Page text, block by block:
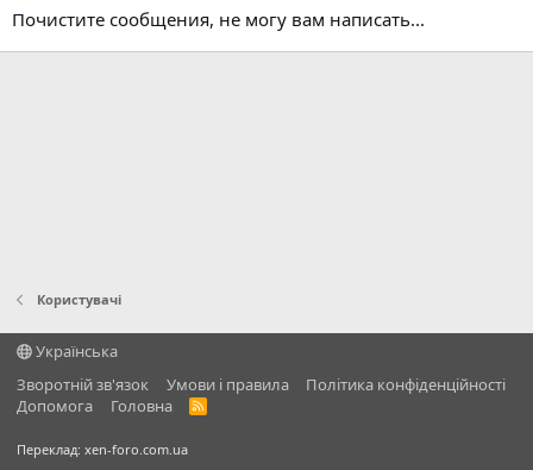
Почистите сообщения, не могу вам написать...
Користувачі
Українська
Зворотній зв'язок
Умови і правила
Політика конфіденційності
Дoпoмoга
Головна
R
Переклад: xen-foro.com.ua